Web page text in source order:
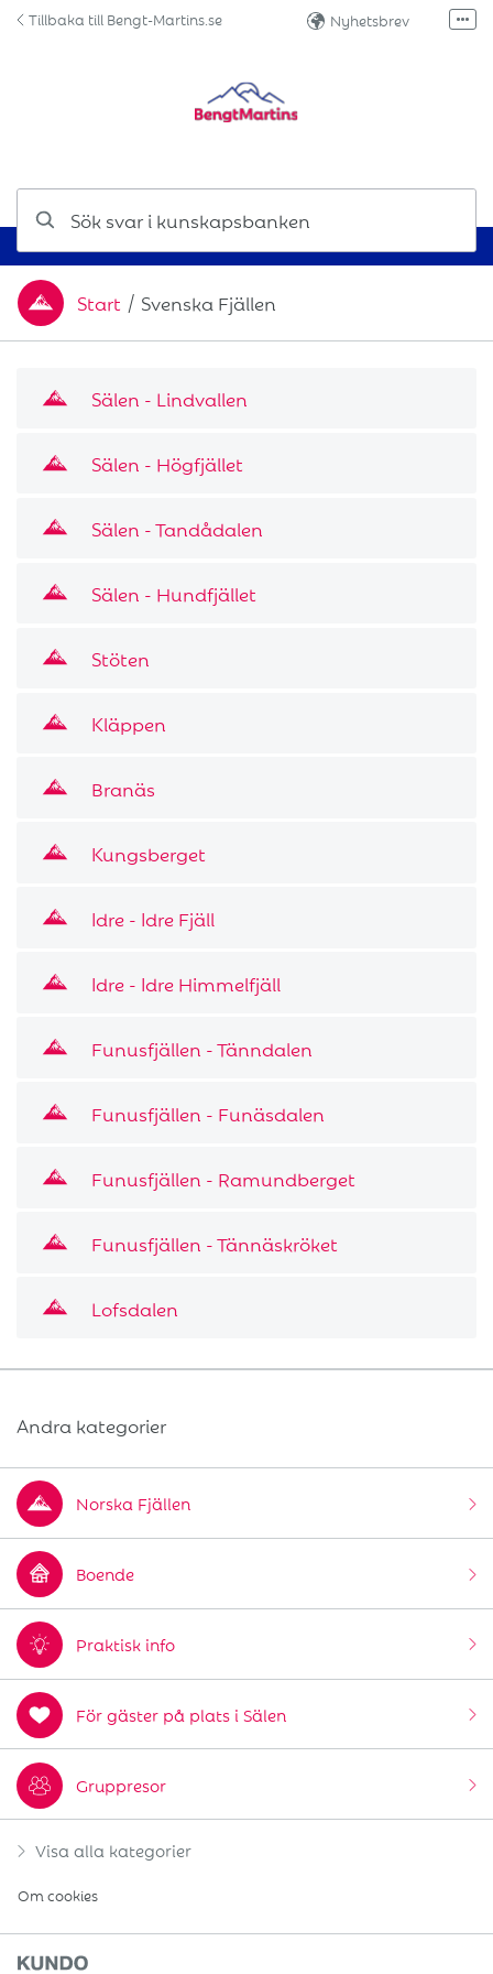
Hoppa till innehåll
Tillbaka till Bengt-Martins.se
Nyhetsbrev
Fler
Du är här:Start / Svenska Fjällen
Underkategorier
Sälen - Lindvallen
Sälen - Högfjället
Sälen - Tandådalen
Sälen - Hundfjället
Stöten
Kläppen
Branäs
Kungsberget
Idre - Idre Fjäll
Idre - Idre Himmelfjäll
Funusfjällen - Tänndalen
Funusfjällen - Funäsdalen
Funusfjällen - Ramundberget
Funusfjällen - Tännäskröket
Lofsdalen
Andra kategorier
Norska Fjällen
Boende
Praktisk info
För gäster på plats i Sälen
Gruppresor
Visa alla kategorier
Om cookies